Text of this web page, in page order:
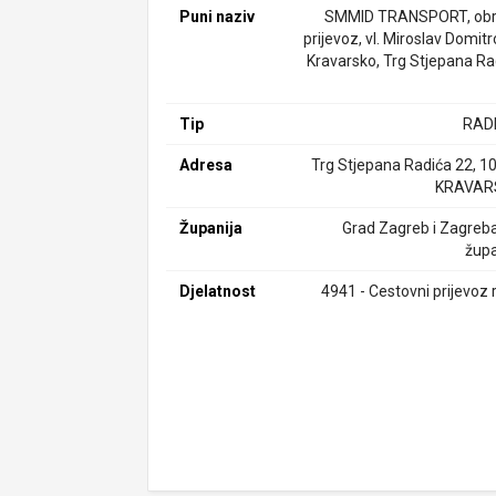
Puni naziv
SMMID TRANSPORT,
prijevoz, vl. Miroslav
Kravarsko, Trg Stjepana
Tip
Adresa
Trg Stjepana Radića 22,
Županija
Grad Zagreb i
Djelatnost 4941 - Cestovni prijevoz